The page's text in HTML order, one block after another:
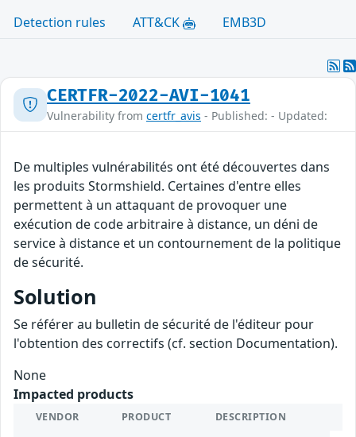
Detection rules
ATT&CK EMB3D
CERTFR-2022-AVI-1041
Vulnerability from certfr_avis - Published: - Updated:
De multiples vulnérabilités ont été découvertes dans
les produits Stormshield. Certaines d'entre elles
permettent à un attaquant de provoquer une
exécution de code arbitraire à distance, un déni de
service à distance et un contournement de la politique
de sécurité.
Solution
Se référer au bulletin de sécurité de l'éditeur pour
l'obtention des correctifs (cf. section Documentation).
None
Impacted products
VENDOR PRODUCT DESCRIPTION